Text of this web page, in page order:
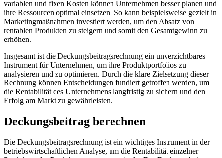
variablen und fixen Kosten können Unternehmen besser planen und
ihre Ressourcen optimal einsetzen. So kann beispielsweise gezielt in
Marketingmaßnahmen investiert werden, um den Absatz von
rentablen Produkten zu steigern und somit den Gesamtgewinn zu
erhöhen.
Insgesamt ist die Deckungsbeitragsrechnung ein unverzichtbares
Instrument für Unternehmen, um ihre Produktportfolios zu
analysieren und zu optimieren. Durch die klare Zielsetzung dieser
Rechnung können Entscheidungen fundiert getroffen werden, um
die Rentabilität des Unternehmens langfristig zu sichern und den
Erfolg am Markt zu gewährleisten.
Deckungsbeitrag berechnen
Die Deckungsbeitragsrechnung ist ein wichtiges Instrument in der
betriebswirtschaftlichen Analyse, um die Rentabilität einzelner